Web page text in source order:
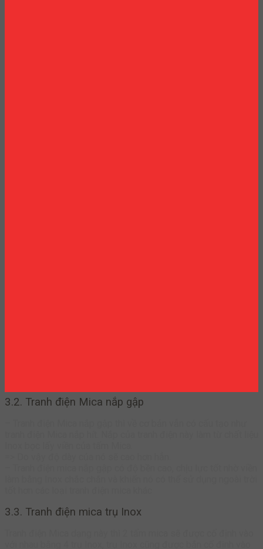
3.2. Tranh điện Mica nắp gập
3.3. Tranh điện mica trụ Inox